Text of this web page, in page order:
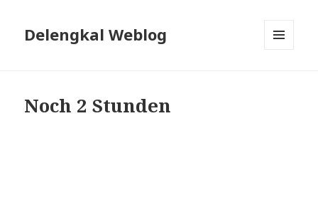
Delengkal Weblog
Noch 2 Stunden